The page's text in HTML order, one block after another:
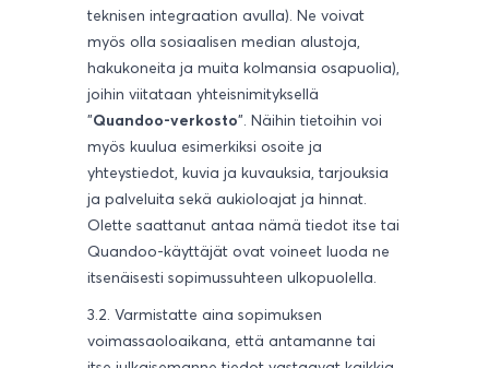
teknisen integraation avulla). Ne voivat
myös olla sosiaalisen median alustoja,
hakukoneita ja muita kolmansia osapuolia),
joihin viitataan yhteisnimityksellä
"Quandoo-verkosto". Näihin tietoihin voi
myös kuulua esimerkiksi osoite ja
yhteystiedot, kuvia ja kuvauksia, tarjouksia
ja palveluita sekä aukioloajat ja hinnat.
Olette saattanut antaa nämä tiedot itse tai
Quandoo-käyttäjät ovat voineet luoda ne
itsenäisesti sopimussuhteen ulkopuolella.
3.2. Varmistatte aina sopimuksen
voimassaoloaikana, että antamanne tai